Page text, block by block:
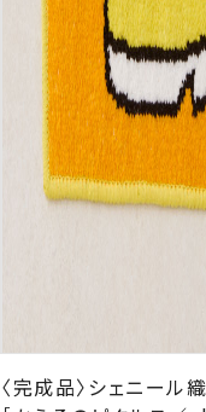
〈完成品〉シェニール